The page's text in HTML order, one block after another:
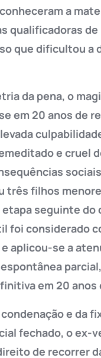
a
qualificadoras
que dificultou a
da pena, o
em 20 anos de
e cruel
três filhos
etapa seguinte do
foi considerado
aplicou-se a
em 20 anos
e da
fechado, o ex-
de recorrer